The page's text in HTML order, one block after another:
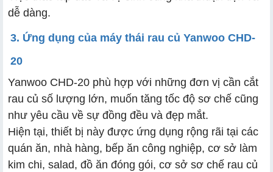
dễ dàng.
3. Ứng dụng của máy thái rau củ Yanwoo CHD-
20
Yanwoo CHD-20 phù hợp với những đơn vị cần cắt
rau củ số lượng lớn, muốn tăng tốc độ sơ chế cũng
như yêu cầu về sự đồng đều và đẹp mắt.
Hiện tại, thiết bị này được ứng dụng rộng rãi tại các
quán ăn, nhà hàng, bếp ăn công nghiệp, cơ sở làm
kim chi, salad, đồ ăn đóng gói, cơ sở sơ chế rau củ